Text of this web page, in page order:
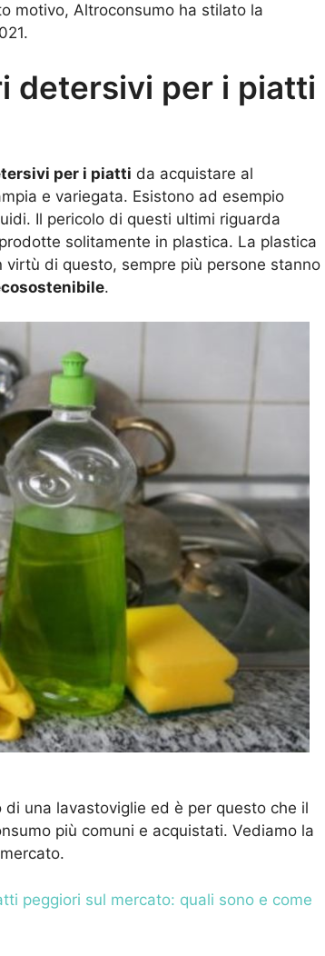
motivo, Altroconsumo ha stilato la
detersivi per i piatti
per i piatti da acquistare al
e variegata. Esistono ad esempio
Il pericolo di questi ultimi riguarda
solitamente in plastica. La plastica
di questo, sempre più persone stanno
.
una lavastoviglie ed è per questo che il
più comuni e acquistati. Vediamo la
peggiori sul mercato: quali sono e come